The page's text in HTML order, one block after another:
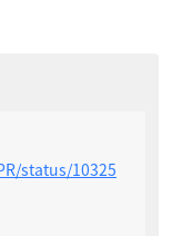
status/10325